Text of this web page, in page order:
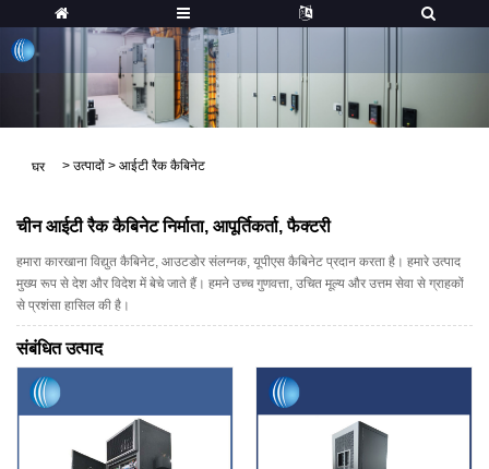
घर > उत्पादों > आईटी रैक कैबिनेट
चीन आईटी रैक कैबिनेट निर्माता, आपूर्तिकर्ता, फैक्टरी
हमारा कारखाना विद्युत कैबिनेट, आउटडोर संलग्नक, यूपीएस कैबिनेट प्रदान करता है। हमारे उत्पाद
मुख्य रूप से देश और विदेश में बेचे जाते हैं। हमने उच्च गुणवत्ता, उचित मूल्य और उत्तम सेवा से ग्राहकों
से प्रशंसा हासिल की है।
संबंधित उत्पाद